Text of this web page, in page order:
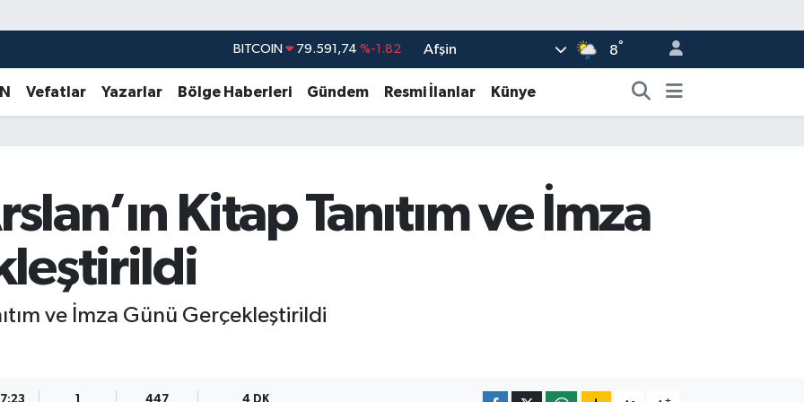
DOLAR 45,43620 %0.02
STERLİN 61,60380 %0.18
BITCOIN 79.591,74 %-1.82
Afşin 8°
Vefatlar Yazarlar Bölge Haberleri Gündem Resmi İlanlar Künye
Kitap Tanıtım ve İmza
ve İmza Günü Gerçekleştirildi
1 447 4 DK